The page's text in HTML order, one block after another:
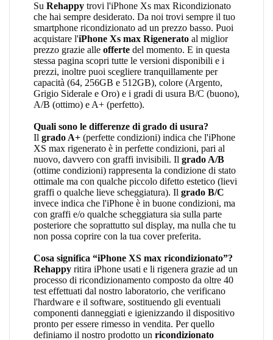
Su Rehappy trovi l'iPhone Xs max Ricondizionato
che hai sempre desiderato. Da noi trovi sempre il tuo
smartphone ricondizionato ad un prezzo basso. Puoi
acquistare l'iPhone Xs max Rigenerato al miglior
prezzo grazie alle offerte del momento. E in questa
stessa pagina scopri tutte le versioni disponibili e i
prezzi, inoltre puoi scegliere tranquillamente per
capacità (64, 256GB e 512GB), colore (Argento,
Grigio Siderale e Oro) e i gradi di usura B/C (buono),
A/B (ottimo) e A+ (perfetto).
Quali sono le differenze di grado di usura?
Il grado A+ (perfette condizioni) indica che l'iPhone
XS max rigenerato è in perfette condizioni, pari al
nuovo, davvero con graffi invisibili. Il grado A/B
(ottime condizioni) rappresenta la condizione di stato
ottimale ma con qualche piccolo difetto estetico (lievi
graffi o qualche lieve scheggiatura). Il grado B/C
invece indica che l'iPhone è in buone condizioni, ma
con graffi e/o qualche scheggiatura sia sulla parte
posteriore che soprattutto sul display, ma nulla che tu
non possa coprire con la tua cover preferita.
Cosa significa “iPhone XS max ricondizionato”?
Rehappy ritira iPhone usati e li rigenera grazie ad un
processo di ricondizionamento composto da oltre 40
test effettuati dal nostro laboratorio, che verificano
l'hardware e il software, sostituendo gli eventuali
componenti danneggiati e igienizzando il dispositivo
pronto per essere rimesso in vendita. Per quello
definiamo il nostro prodotto un ricondizionato